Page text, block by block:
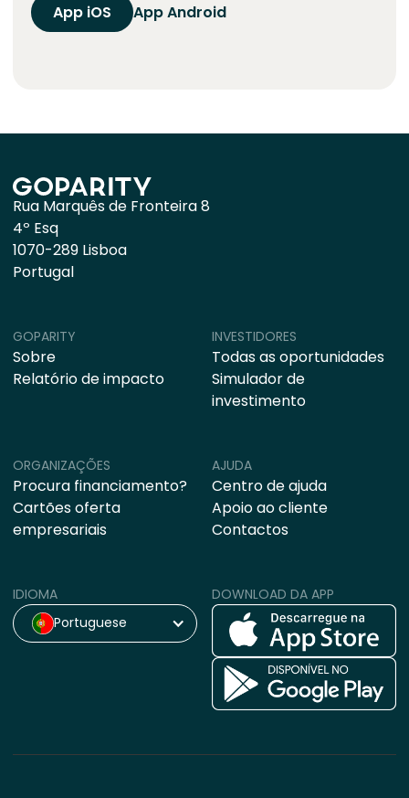
App iOS
App Android
Rua Marquês de Fronteira 8
4º Esq
1070-289 Lisboa
Portugal
ORGANIZAÇÕES
Procura financiamento?
Cartões oferta
empresariais
AJUDA
Centro de ajuda
Apoio ao cliente
Contactos
GOPARITY
Sobre
Relatório de impacto
INVESTIDORES
Todas as oportunidades
Simulador de
investimento
IDIOMA
Portuguese
DOWNLOAD DA APP